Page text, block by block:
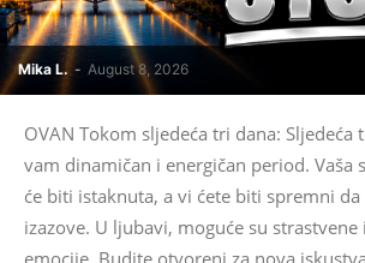
Mika L. - August 8, 2026
OVAN Tokom sljedeća tri dana: Sljedeća
vam dinamičan i energičan period. Vaša
će biti istaknuta, a vi ćete biti spremni
izazove. U ljubavi, moguće su
emocije. Budite otvoreni za nova iskustva